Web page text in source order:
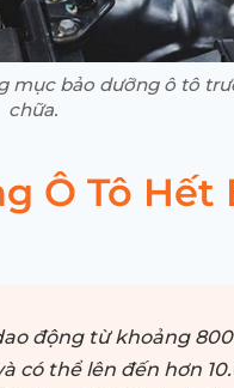
mục bảo dưỡng ô tô
chữa.
Ô Tô Hết
động từ khoảng
có thể lên đến hơn